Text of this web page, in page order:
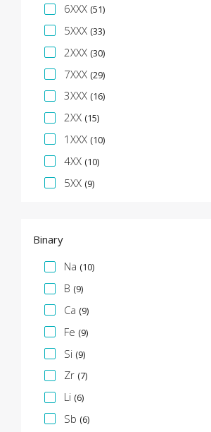
6XXX (51)
5XXX (33)
2XXX (30)
7XXX (29)
3XXX (16)
2XX (15)
1XXX (10)
4XX (10)
5XX (9)
Binary
Specifikációs fazetta
Na (10)
B (9)
Ca (9)
Fe (9)
Si (9)
Zr (7)
Li (6)
Sb (6)